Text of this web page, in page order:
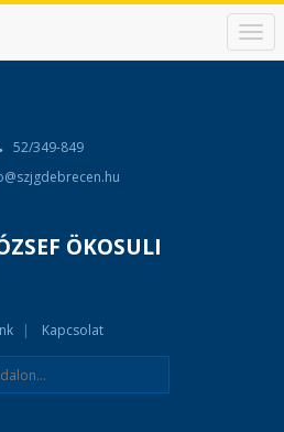
N
a
52/349-849
ÖKOSULI
Kapcsolat